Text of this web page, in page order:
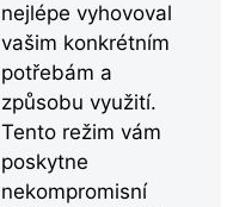
nejlépe vyhovoval
vašim konkrétním
potřebám a
způsobu využití.
Tento režim vám
poskytne
nekompromisní